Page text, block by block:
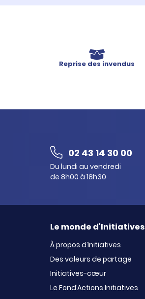
Reprise des invendus
02 43 14 30 00
Du lundi au vendredi
de 8h00 à 18h30
Le monde d'Initiatives
À propos d’Initiatives
Des valeurs de partage
Initiatives-cœur
Le Fond’Actions Initiatives